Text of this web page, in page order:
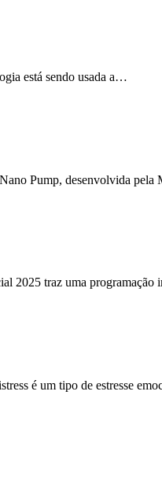
está sendo usada a…
Pump, desenvolvida
2025 traz uma
é um tipo de estresse